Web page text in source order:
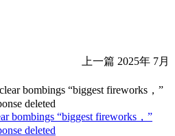
上一篇 2025年 7月
bombings “biggest fireworks，”
deleted